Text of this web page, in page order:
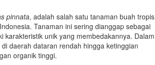
pinnata, adalah salah satu tanaman buah tropis
Tanaman ini sering dianggap sebagai
karakteristik unik yang membedakannya. Dalam
daerah dataran rendah hingga ketinggian
organik tinggi.